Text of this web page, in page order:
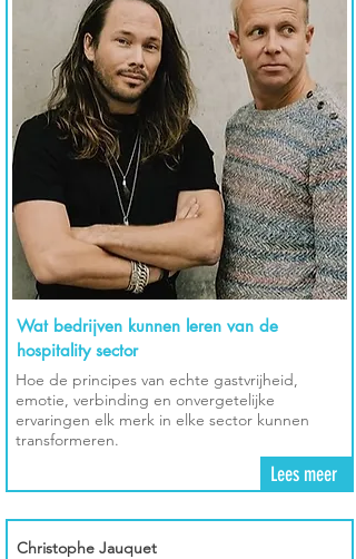
Wat bedrijven kunnen leren van de
hospitality sector
Hoe de principes van echte gastvrijheid,
emotie, verbinding en onvergetelijke
ervaringen elk merk in elke sector kunnen
transformeren.
Lees meer
Christophe Jauquet